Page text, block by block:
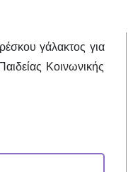
γάλακτος για
Κοινωνικής